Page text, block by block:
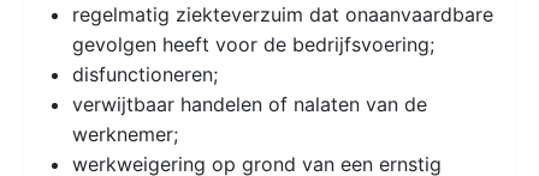
regelmatig ziekteverzuim dat onaanvaardbare
gevolgen heeft voor de bedrijfsvoering;
disfunctioneren;
verwijtbaar handelen of nalaten van de
werknemer;
werkweigering op grond van een ernstig